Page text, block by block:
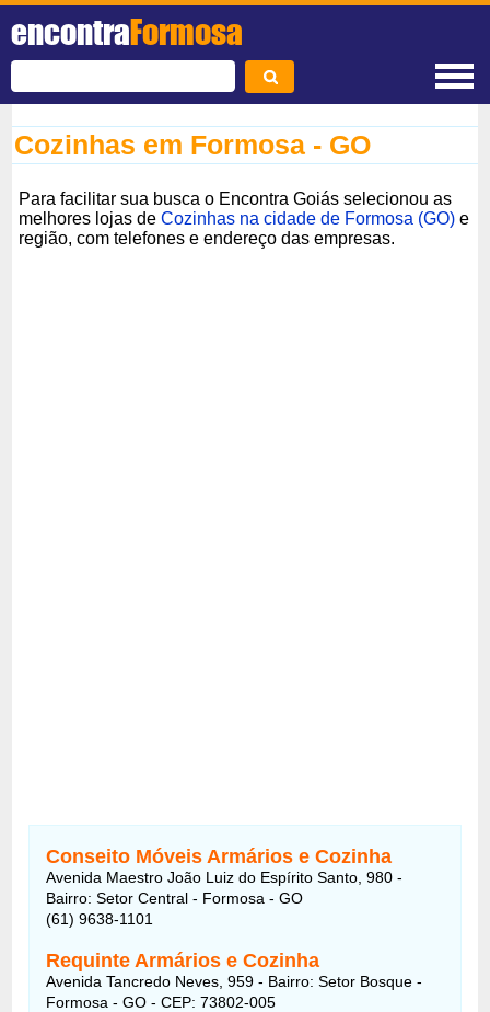
encontraFormosa
Cozinhas em Formosa - GO
Para facilitar sua busca o Encontra Goiás selecionou as
melhores lojas deCozinhas na cidade de Formosa (GO) e
região, com telefones e endereço das empresas.
Conseito Móveis Armários e Cozinha
Avenida Maestro João Luiz do Espírito Santo, 980 -
Bairro: Setor Central - Formosa - GO
(61) 9638-1101
Requinte Armários e Cozinha
Avenida Tancredo Neves, 959 - Bairro: Setor Bosque -
Formosa - GO - CEP: 73802-005